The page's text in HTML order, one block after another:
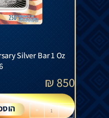
Silver Bar 1 Oz
850
₪
-
+